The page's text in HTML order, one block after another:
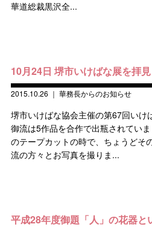
華道総裁黒沢全...
10月24日 堺市いけばな展を拝
2015.10.26 ｜ 華務長からのお知らせ
堺市いけばな協会主催の第67回いけ
御流は5作品を合作で出瓶されてい
のテープカットの時で、ちょうどそ
流の方々とお写真を撮りま...
平成28年度御題「人」の花器と